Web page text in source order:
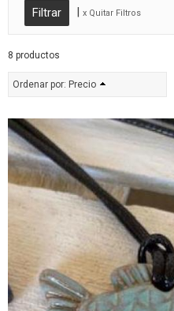
x Quitar Filtros
8 productos
Ordenar por: Precio